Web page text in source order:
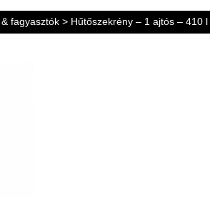
fagyasztók> Hűtőszekrény – 1 ajtós – 410